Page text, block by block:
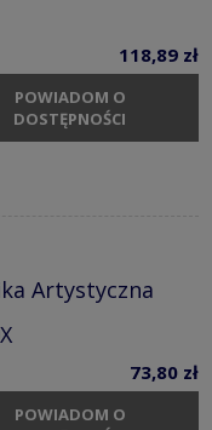
118,89 zł
POWIADOM O
DOSTĘPNOŚCI
Artystyczna
73,80 zł
POWIADOM O